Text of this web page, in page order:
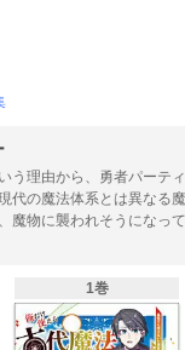
う理由から、勇者パーテ
代の魔法体系とは異なる
魔物に襲われそうになっ
を目の当たりにしたアリ
新たな生活をスタートさ
1巻